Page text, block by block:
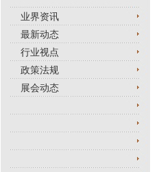
业界资讯
最新动态
行业视点
政策法规
展会动态